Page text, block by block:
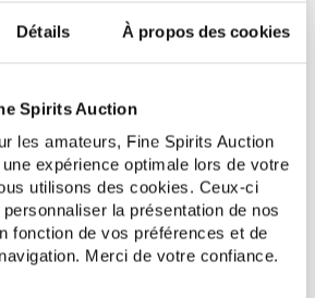
Détails À propos des cookies
Spirits Auction
les amateurs, Fine Spirits Auction
expérience optimale lors de votre
utilisons des cookies. Ceux-ci
la présentation de nos
fonction de vos préférences et de
Merci de votre confiance.
774€
822€
834€
VOUS POSSÉDEZ
IDENTIQUE ?